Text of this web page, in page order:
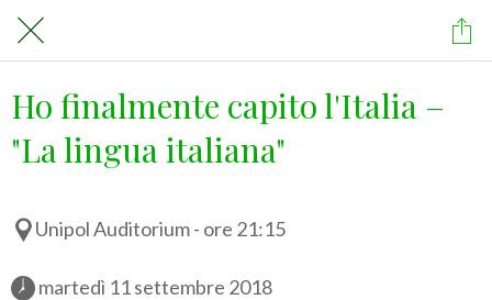
Ho finalmente capito l'Italia –
"La lingua italiana"
Unipol Auditorium - ore 21:15
martedì 11 settembre 2018